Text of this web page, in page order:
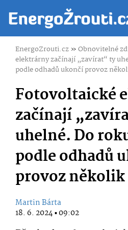
EnergoZrouti.cz»Obnovitelné
elektrárny začínají „zavírat“ ty
podle odhadů ukončí provoz
Fotovoltaické
začínají
uhelné. Do
podle odhadů
provoz
Martin Bárta
18. 6. 2024 ▪ 09:02